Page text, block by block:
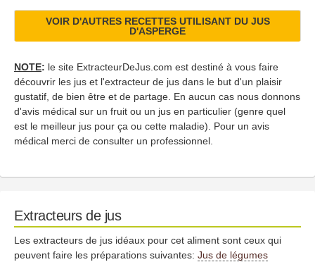
VOIR D'AUTRES RECETTES UTILISANT DU JUS
D'ASPERGE
NOTE: le site ExtracteurDeJus.com est destiné à vous faire
découvrir les jus et l'extracteur de jus dans le but d'un plaisir
gustatif, de bien être et de partage. En aucun cas nous donnons
d'avis médical sur un fruit ou un jus en particulier (genre quel
est le meilleur jus pour ça ou cette maladie). Pour un avis
médical merci de consulter un professionnel.
Extracteurs de jus
Les extracteurs de jus idéaux pour cet aliment sont ceux qui
peuvent faire les préparations suivantes: Jus de légumes